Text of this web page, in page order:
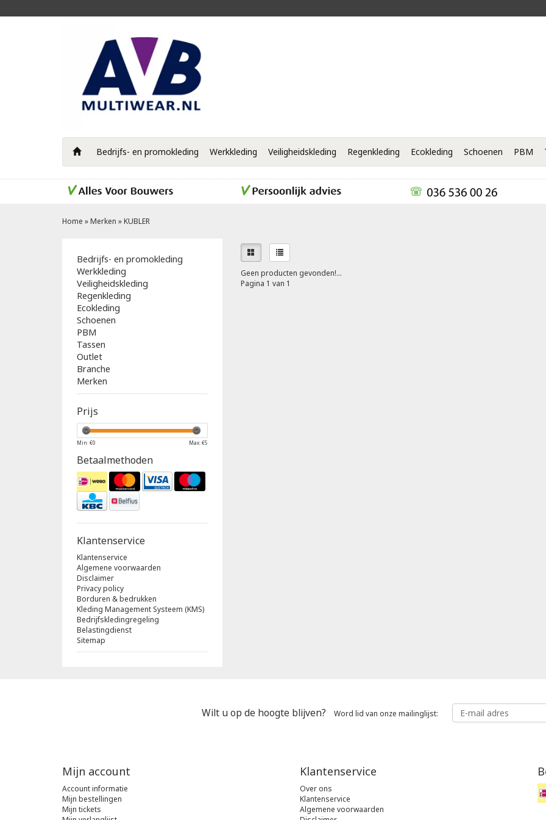
Bedrijfs- en promokleding Werkkleding Veiligheidskleding Regenkleding Ecokleding Schoenen PBM
Home »Merken »KUBLER
Bedrijfs- en promokleding
Werkkleding
Veiligheidskleding
Regenkleding
Ecokleding
Schoenen
PBM
Tassen
Outlet
Branche
Merken
Prijs
Min: €0 Max: €5
Betaalmethoden
Klantenservice
Klantenservice
Algemene voorwaarden
Disclaimer
Privacy policy
Borduren & bedrukken
Kleding Management Systeem (KMS)
Bedrijfskledingregeling
Belastingdienst
Sitemap
Geen producten gevonden!...
Pagina 1 van 1
Wilt u op de hoogte blijven? Word lid van onze mailinglijst:
Mijn account
Account informatie
Mijn bestellingen
Mijn tickets
Klantenservice
Over ons
Klantenservice
Algemene voorwaarden